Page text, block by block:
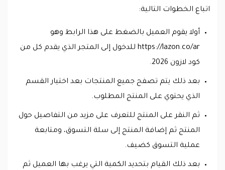
اتباع الخطوات التالية:
أولا يقوم العميل بالضغط على هذا الرابط وهو
https://lazon.co/ar للدخول إلى المتجر الذي يقدم كل من
كود لازون 2026.
بعد ذلك يتم تصفح جميع المنتجات بعد اختيار القسم
الذي يحتوي على المنتج المطلوب.
ثم النقر على المنتج للتعرف على مزيد من التفاصيل حول
المنتج ثم إضافة المنتج إلى سلة التسوق، ومتابعة
عملية التسوق كضيف.
بعد ذلك القيام بتحديد الكمية التي يرغب بها العميل ثم